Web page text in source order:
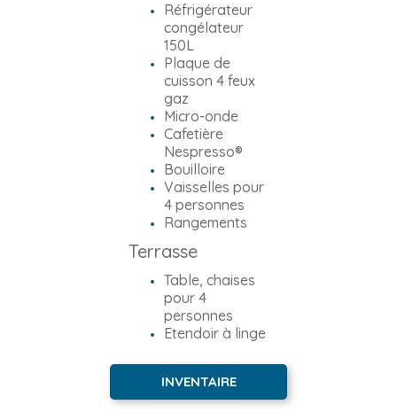
Réfrigérateur
congélateur
150L
Plaque de
cuisson 4 feux
gaz
Micro-onde
Cafetière
Nespresso®
Bouilloire
Vaisselles pour
4 personnes
Rangements
Terrasse
Table, chaises
pour 4
personnes
Etendoir à linge
INVENTAIRE